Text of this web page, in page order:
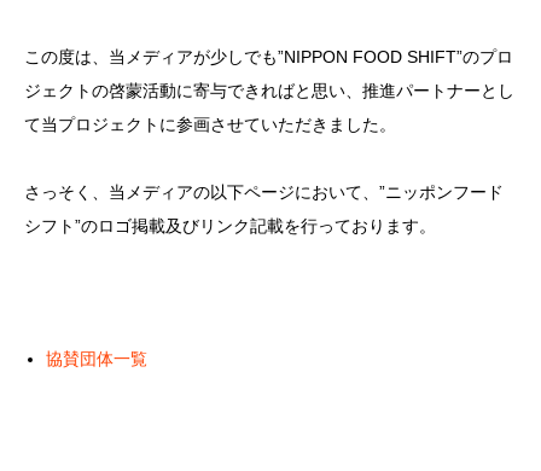
この度は、当メディアが少しでも”NIPPON FOOD SHIFT”のプロ
ジェクトの啓蒙活動に寄与できればと思い、推進パートナーとし
て当プロジェクトに参画させていただきました。
さっそく、当メディアの以下ページにおいて、”ニッポンフード
シフト”のロゴ掲載及びリンク記載を行っております。
協賛団体一覧